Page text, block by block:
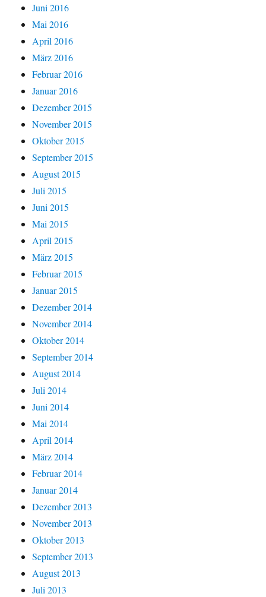
Juni 2016
Mai 2016
April 2016
März 2016
Februar 2016
Januar 2016
Dezember 2015
November 2015
Oktober 2015
September 2015
August 2015
Juli 2015
Juni 2015
Mai 2015
April 2015
März 2015
Februar 2015
Januar 2015
Dezember 2014
November 2014
Oktober 2014
September 2014
August 2014
Juli 2014
Juni 2014
Mai 2014
April 2014
März 2014
Februar 2014
Januar 2014
Dezember 2013
November 2013
Oktober 2013
September 2013
August 2013
Juli 2013